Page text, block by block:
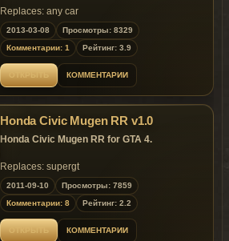
Replaces: any car
Replaces: any car
2013-03-08
Просмотры: 8329
Комментарии: 1
Рейтинг: 3.9
ОТКРЫТЬ КОММЕНТАРИИ
Honda Civic Mugen RR v1.0
Honda Civic Mugen RR for GTA 4.
Replaces: supergt
2011-09-10
Просмотры: 7859
Комментарии: 8
Рейтинг: 2.2
ОТКРЫТЬ КОММЕНТАРИИ